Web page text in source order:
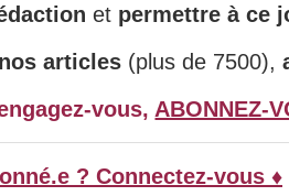
et permettre à ce
articles (plus de 7500),
vous, ABONNEZ-
? Connectez-vous ♦